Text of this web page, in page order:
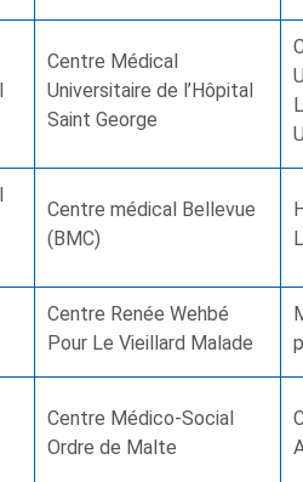
Centre Médical
Universitaire de l’Hôpital
Saint George
Centre médical Bellevue
(BMC)
Centre Renée Wehbé
Pour Le Vieillard Malade
Centre Médico-Social
Ordre de Malte